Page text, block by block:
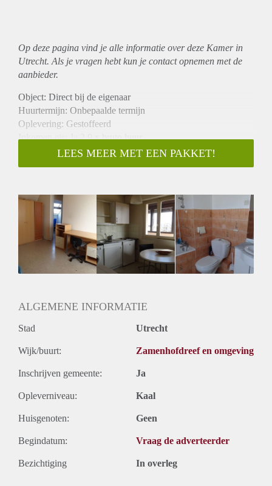
Op deze pagina vind je alle informatie over deze Kamer in
Utrecht. Als je vragen hebt kun je contact opnemen met de
aanbieder.
Object: Direct bij de eigenaar
Huurtermijn: Onbepaalde termijn
Oplevering: Gestoffeerd
Inkomen eis: Ja 2,9 x bruto huur
Garantiestelling mogelijk: Ja
Borg: 1 maand
Gedeelde keuken: Nee
Gedeelde Douche: Nee
Gedeelde woonkamer: Nee
Huisgenoten: Nee
Geslacht huisgenoten: N.v.t.
LEES MEER MET EEN PAKKET!
ALGEMENE INFORMATIE
Stad Utrecht
Wijk/buurt: Zamenhofdreef en omgeving
Inschrijven gemeente: Ja
Opleverniveau: Kaal
Huisgenoten: Geen
Begindatum: Vraag de adverteerder
Bezichtiging In overleg